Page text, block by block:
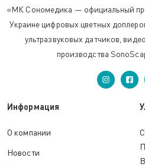
«МК Сономедика — официальный
Украине цифровых цветных
ультразвуковых датчиков,
производства
Информация
О компании
Новости